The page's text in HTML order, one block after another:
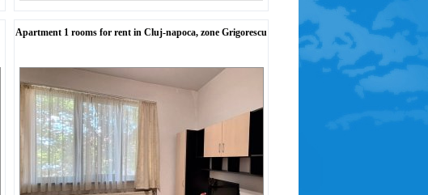
Apartment 1 rooms for rent in Cluj-napoca, zone Grigorescu